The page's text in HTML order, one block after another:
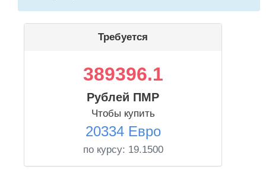
Требуется
389396.1
Рублей ПМР
Чтобы купить
20334 Евро
по курсу: 19.1500